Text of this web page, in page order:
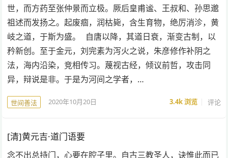
世，而方药至张仲景而立极。厥后皇甫谧、王叔和、孙思邈
祖述而发扬之。起废痼，润枯毙，含生育物，绝厉消沴，黄
岐之道，于斯为盛。 自唐以降，其道日衰，渐变古制，以
矜新创。至于金元，刘完素为泻火之说，朱彦修作补阴之
法，海内沿染，竞相传习。蔑视古经，倾议前哲，攻击同
异，辩说是非。于是为河间之学者，…
世间善法 2020年10月20日 3.4k浏览 评论
[清]黄元吉·道门语要
念不出总持门，心要在腔子里。自古三教圣人，诀惟此而已